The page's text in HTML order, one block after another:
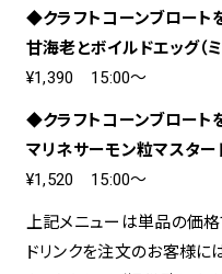
◆クラフトコーンブロート
甘海老とボイルドエッグ（
¥1,390 15:00〜
◆クラフトコーンブロート
マリネサーモン粒マスター
¥1,520 15:00〜
上記メニューは単品の価格
ドリンクを注文のお客様